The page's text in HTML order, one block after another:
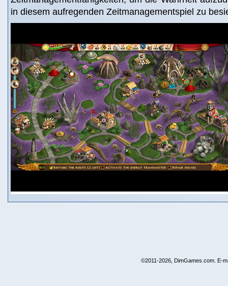
in diesem aufregenden Zeitmanagementspiel zu
©2011-2026, DimGames.com. E-